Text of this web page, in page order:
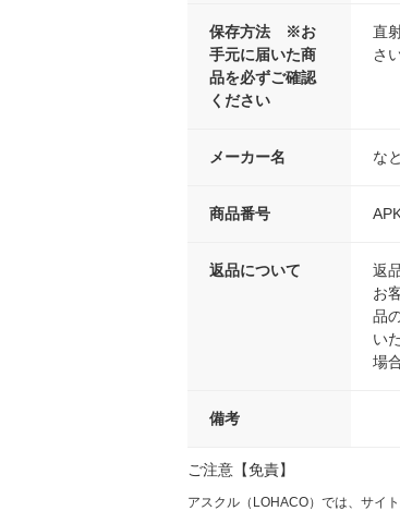
保存方法 ※お
手元に届いた商
品を必ずご確認
ください
直
さ
メーカー名 な
商品番号
返品について
返
お
品
い
場
備考
ご注意【免責】
アスクル（LOHACO）では、サイ